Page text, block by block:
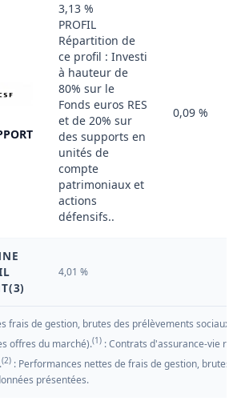
3,13 %
PROFIL
Répartition de
ce profil : Investi
à hauteur de
80% sur le
Fonds euros RES
et de 20% sur
des supports en
unités de
compte
patrimoniaux et
actions
défensifs..
0,09 %
4,01 %
frais de gestion, brutes des prélèvements
offres du marché).(1) : Contrats d'assurance-vie
(2) : Performances nettes de frais de gestion,
présentées.